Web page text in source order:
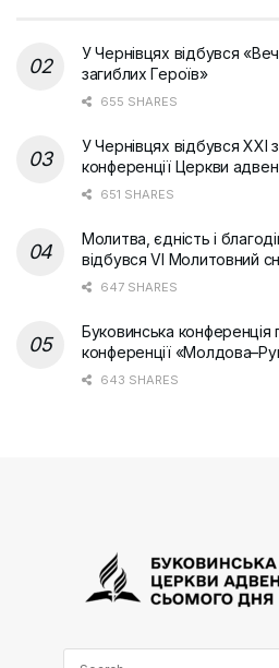
У Чернівцях відбувся
загиблих Героїв»
655 SHARES
У Чернівцях відбувся XXI
конференції Церкви
651 SHARES
Молитва, єдність і
відбувся VI Молитовний
647 SHARES
Буковинська конференція
конференції
643 SHARES